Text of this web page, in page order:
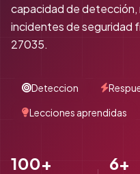
capacidad de
incidentes de seguridad
27035.
Deteccion
Lecciones aprendidas
100+ 6+